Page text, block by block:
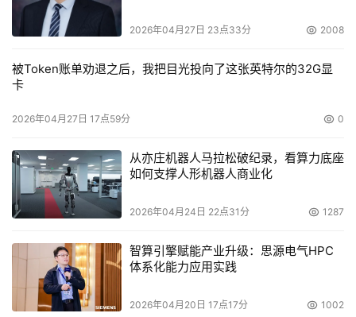
2026年04月27日 23点33分 2008
被Token账单劝退之后，我把目光投向了这张英特尔的32G显
卡
2026年04月27日 17点59分 0
从亦庄机器人马拉松破纪录，看算力底座
如何支撑人形机器人商业化
2026年04月24日 22点31分 1287
智算引擎赋能产业升级：思源电气HPC
体系化能力应用实践
2026年04月20日 17点17分 1002